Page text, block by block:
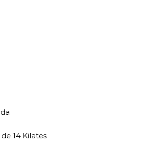
14 Kilates